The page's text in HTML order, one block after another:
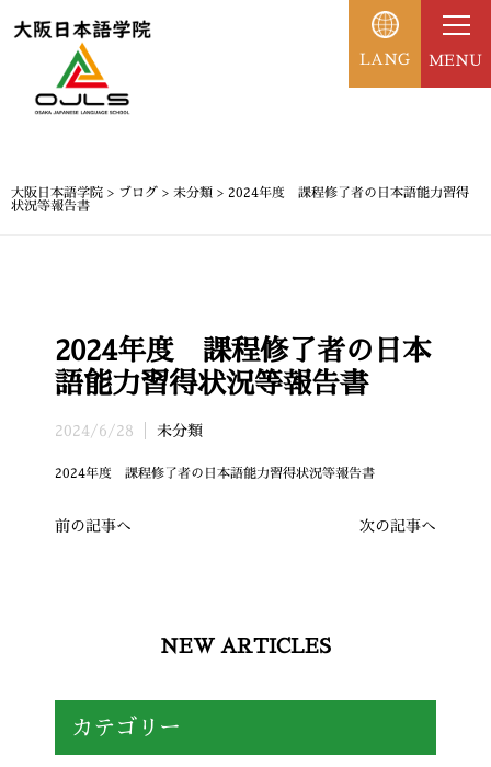
LANG MENU
大阪日本語学院 > ブログ > 未分類 > 2024年度 課程修了者の日本語能力習得
状況等報告書
2024年度 課程修了者の日本
語能力習得状況等報告書
2024/6/28 未分類
2024年度 課程修了者の日本語能力習得状況等報告書
前の記事へ 次の記事へ
NEW ARTICLES
カテゴリー